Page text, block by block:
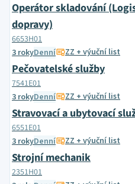
Operátor skladování
dopravy)
6653H01
3 rokyDenní ZZ + výuční list
Pečovatelské služby
7541E01
3 rokyDenní ZZ + výuční list
Stravovací a ubytovací
6551E01
3 rokyDenní ZZ + výuční list
Strojní mechanik
2351H01